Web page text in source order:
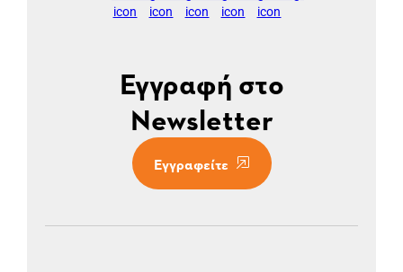
Εγγραφή στο
Newsletter
Εγγραφείτε